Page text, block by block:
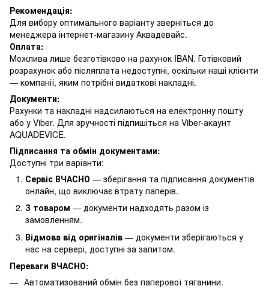
Рекомендація:
Для вибору оптимального варіанту зверніться до
менеджера інтернет-магазину Аквадевайс.
Оплата:
Можлива лише безготівково на рахунок IBAN. Готівковий
розрахунок або післяплата недоступні, оскільки наші клієнти
— компанії, яким потрібні видаткові накладні.
Документи:
Рахунки та накладні надсилаються на електронну пошту
або у Viber. Для зручності підпишіться на Viber-акаунт
AQUADEVICE.
Підписання та обмін документами:
Доступні три варіанти:
Сервіс ВЧАСНО — зберігання та підписання документів
онлайн, що виключає втрату паперів.
З товаром — документи надходять разом із
замовленням.
Відмова від оригіналів — документи зберігаються у
нас на сервері, доступні за запитом.
Переваги ВЧАСНО:
Автоматизований обмін без паперової тяганини.